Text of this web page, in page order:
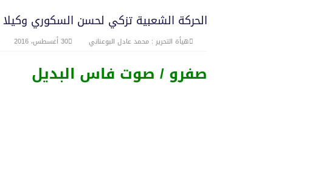
عزيز اللبار المدير العام للوحدة الفندقية زلاغ بارك بلاص يهنئ صاحب الجلالة بمناسبة
محمد مفيد الفاعل الجمعوي والسياسي بفاس يهنئ صاحب الجلالة بمناسبة الذكرى 27 لعيد العرش المجيد
الحركة الشعبية تزكي لحسن السكوري وكيلا
هيأة التحرير : محمد عادل البوعناني 30 أغسطس، 2016
صفرو / صوت فاس البديل